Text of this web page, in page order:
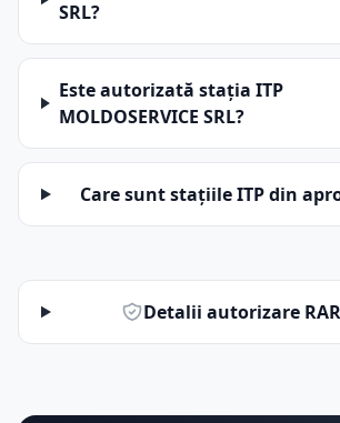
SRL?
Este autorizată stația ITP
MOLDOSERVICE SRL?
Care sunt stațiile ITP din
Detalii autorizare